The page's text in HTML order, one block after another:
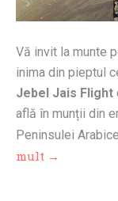
Vă invit la munte
inima din pieptul
Jebel Jais Flight
află în munții din
Peninsulei
mult →